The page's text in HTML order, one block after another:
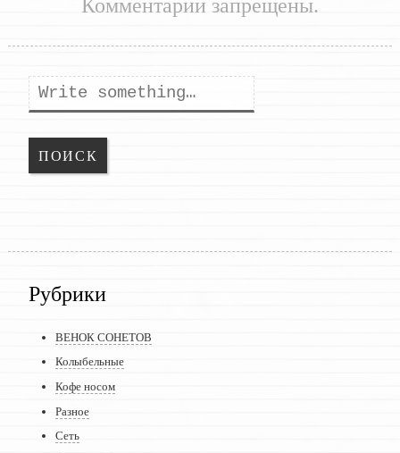
Комментарии запрещены.
Поиск
Рубрики
ВЕНОК СОНЕТОВ
Колыбельные
Кофе носом
Разное
Сеть